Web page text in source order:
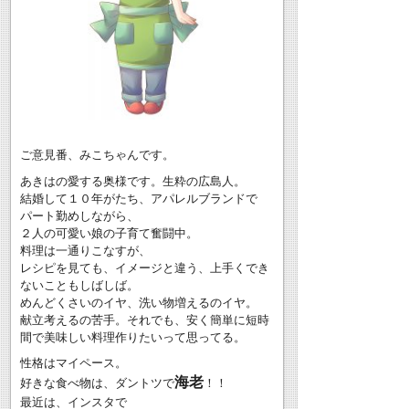
ご意見番、みこちゃんです。
あきはの愛する奥様です。生粋の広島人。
結婚して１０年がたち、アパレルブランドで
パート勤めしながら、
２人の可愛い娘の子育て奮闘中。
料理は一通りこなすが、
レシピを見ても、イメージと違う、上手くでき
ないこともしばしば。
めんどくさいのイヤ、洗い物増えるのイヤ。
献立考えるの苦手。それでも、安く簡単に短時
間で美味しい料理作りたいって思ってる。
性格はマイペース。
好きな食べ物は、ダントツで海老 ！！
最近は、インスタで